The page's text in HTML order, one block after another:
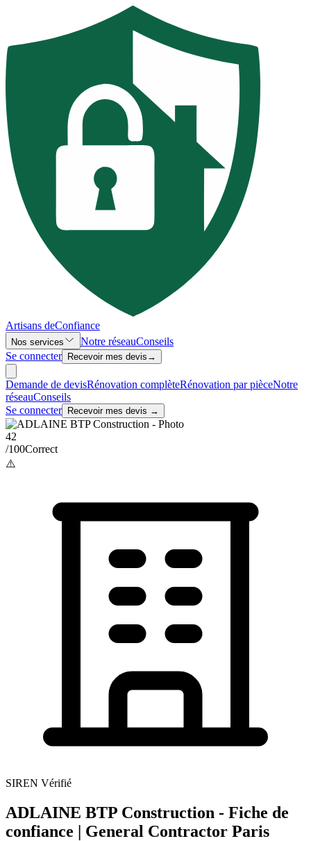
Artisans deConfiance
Nos services Notre réseauConseils
Se connecter
Recevoir mes devis →
Demande de devisRénovation complèteRénovation par pièceNotre
réseauConseils
Se connecter
Recevoir mes devis →
42
/100Correct
⚠️
SIREN Vérifié
ADLAINE BTP Construction - Fiche de
confiance | General Contractor Paris